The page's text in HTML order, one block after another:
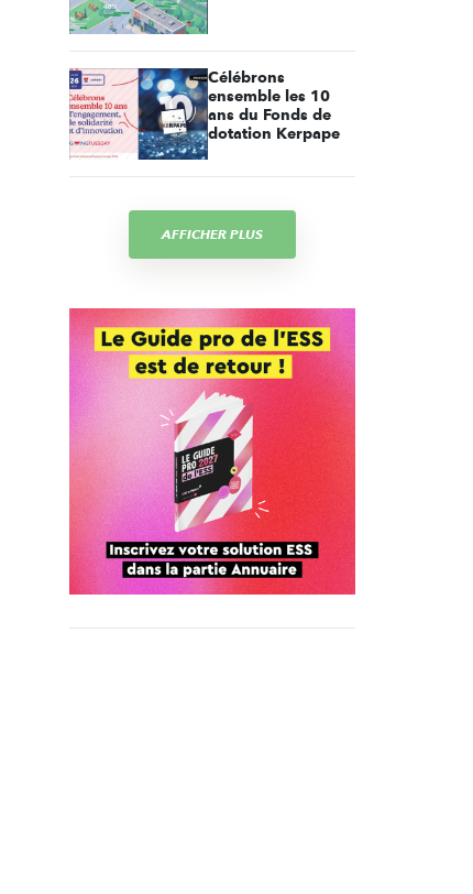
Célébrons
ensemble les 10
ans du Fonds de
dotation Kerpape
AFFICHER PLUS